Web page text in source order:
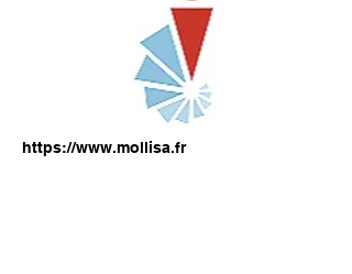
https://www.mollisa.fr